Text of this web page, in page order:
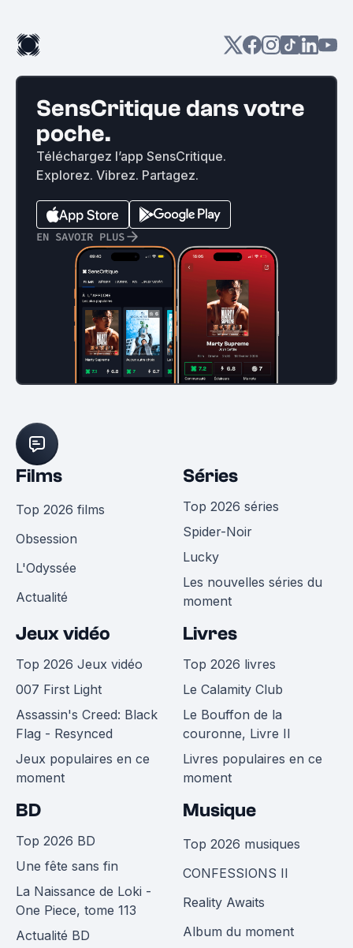
SensCritique dans votre
poche.
Téléchargez l’app SensCritique.
Explorez. Vibrez. Partagez.
EN SAVOIR PLUS
Films
Top 2026 films
Obsession
L'Odyssée
Actualité
Séries
Top 2026 séries
Spider-Noir
Lucky
Les nouvelles séries du
moment
Jeux vidéo
Top 2026 Jeux vidéo
007 First Light
Assassin's Creed: Black
Flag - Resynced
Jeux populaires en ce
moment
Livres
Top 2026 livres
Le Calamity Club
Le Bouffon de la
couronne, Livre II
Livres populaires en ce
moment
BD
Top 2026 BD
Une fête sans fin
La Naissance de Loki -
One Piece, tome 113
Actualité BD
Musique
Top 2026 musiques
CONFESSIONS II
Reality Awaits
Album du moment